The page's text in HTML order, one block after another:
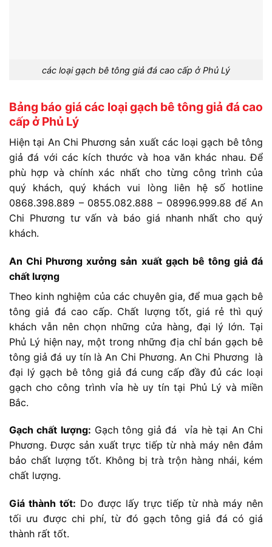
các loại gạch bê tông giả đá cao cấp ở Phủ Lý
Bảng báo giá các loại gạch bê tông giả đá cao
cấp ở Phủ Lý
Hiện tại An Chi Phương sản xuất các loại gạch bê tông
giả đá với các kích thước và hoa văn khác nhau. Để
phù hợp và chính xác nhất cho từng công trình của
quý khách, quý khách vui lòng liên hệ số hotline
0868.398.889 – 0855.082.888 – 08996.999.88 để An
Chi Phương tư vấn và báo giá nhanh nhất cho quý
khách.
An Chi Phương xưởng sản xuất gạch bê tông giả đá
chất lượng
Theo kinh nghiệm của các chuyên gia, để mua gạch bê
tông giả đá cao cấp. Chất lượng tốt, giá rẻ thì quý
khách vẫn nên chọn những cửa hàng, đại lý lớn. Tại
Phủ Lý hiện nay, một trong những địa chỉ bán gạch bê
tông giả đá uy tín là An Chi Phương. An Chi Phương là
đại lý gạch bê tông giả đá cung cấp đầy đủ các loại
gạch cho công trình vỉa hè uy tín tại Phủ Lý và miền
Bắc.
Gạch chất lượng: Gạch tông giả đá vỉa hè tại An Chi
Phương. Được sản xuất trực tiếp từ nhà máy nên đảm
bảo chất lượng tốt. Không bị trà trộn hàng nhái, kém
chất lượng.
Giá thành tốt: Do được lấy trực tiếp từ nhà máy nên
tối ưu được chi phí, từ đó gạch tông giả đá có giá
thành rất tốt.